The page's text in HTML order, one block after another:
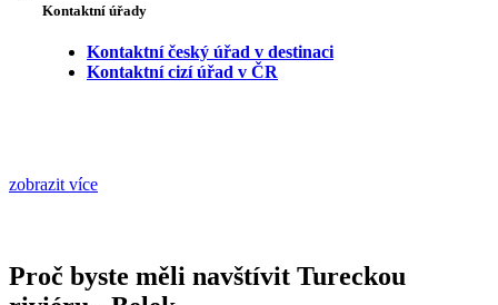
Kontaktní úřady
Kontaktní český úřad v destinaci
Kontaktní cizí úřad v ČR
zobrazit více
Proč byste měli navštívit Tureckou